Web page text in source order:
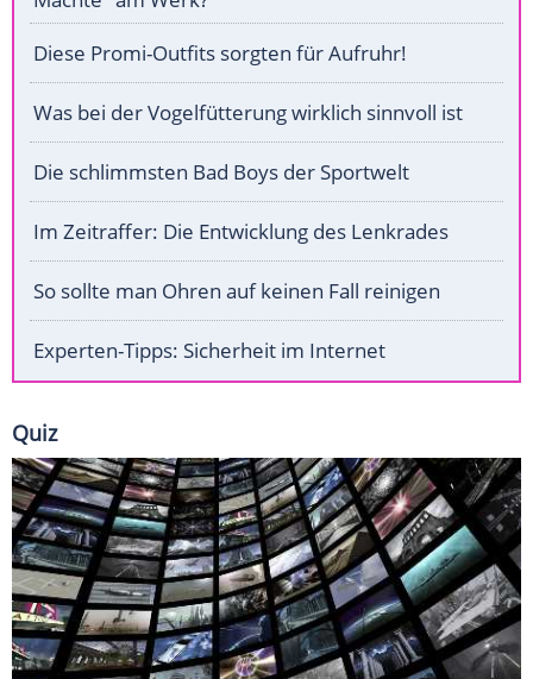
Diese Promi-Outfits sorgten für Aufruhr!
Was bei der Vogelfütterung wirklich sinnvoll ist
Die schlimmsten Bad Boys der Sportwelt
Im Zeitraffer: Die Entwicklung des Lenkrades
So sollte man Ohren auf keinen Fall reinigen
Experten-Tipps: Sicherheit im Internet
Quiz